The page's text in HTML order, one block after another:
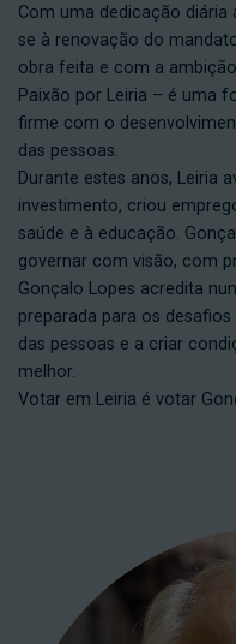
Com uma dedicação diária
se à renovação do
obra feita e com a
Paixão por Leiria – é uma
firme com o
das pessoas.
Durante estes anos, Leiria
investimento, criou
saúde e à educação.
governar com visão, com
Gonçalo Lopes acredita
preparada para os
das pessoas e a criar
melhor.
Votar em Leiria é votar